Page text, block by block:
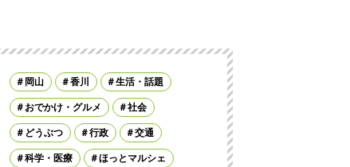
岡山 香川 生活・話題
おでかけ・グルメ 社会
どうぶつ 行政 交通
科学・医療 ほっとマルシェ